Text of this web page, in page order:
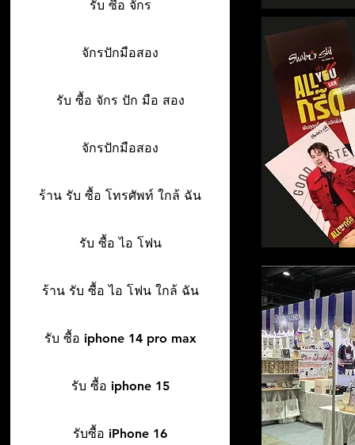
รับ ซื้อ จักร
จักรปักมือสอง
รับ ซื้อ จักร ปัก มือ สอง
จักรปักมือสอง
ร้าน รับ ซื้อ โทรศัพท์ ใกล้ ฉัน
รับ ซื้อ ไอ โฟน
ร้าน รับ ซื้อ ไอ โฟน ใกล้ ฉัน
รับ ซื้อ iphone 14 pro max
รับ ซื้อ iphone 15
รับซื้อ iPhone 16